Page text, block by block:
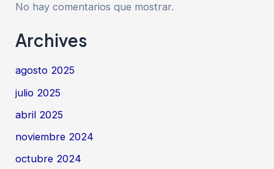
No hay comentarios que mostrar.
Archives
agosto 2025
julio 2025
abril 2025
noviembre 2024
octubre 2024